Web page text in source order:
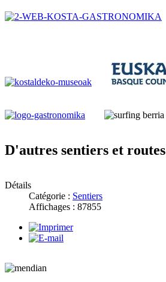
D'autres sentiers et routes
Détails
Catégorie : Sentiers
Affichages : 87855